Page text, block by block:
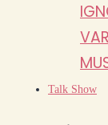
Talk Show